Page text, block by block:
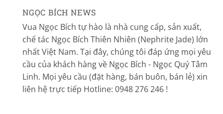
NGỌC BÍCH NEWS
Vua Ngọc Bích tự hào là nhà cung cấp, sản xuất,
chế tác Ngọc Bích Thiên Nhiên (Nephrite Jade) lớn
nhất Việt Nam. Tại đây, chúng tôi đáp ứng mọi yêu
cầu của khách hàng về Ngọc Bích - Ngọc Quý Tâm
Linh. Mọi yêu cầu (đặt hàng, bán buôn, bán lẻ) xin
liên hệ trực tiếp Hotline: 0948 276 246 !